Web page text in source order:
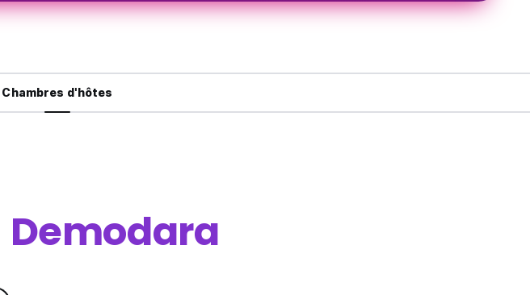
Chambres d'hôtes
Demodara